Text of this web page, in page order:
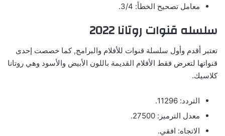
معامل تصحيح الخطأ: 3/4.
سلسله قنوات روتانا 2022
تعتبر أقدم وأول سلسلة قنوات للأفلام والبرامج, كما خصصت إحدى
قنواتها لتعرض فقط الأفلام القديمة باللون الأبيض والأسود وهي روتانا
كلاسيك.
التردد: 11296.
معدل الترميز: 27500.
الاتجاه: افقي.